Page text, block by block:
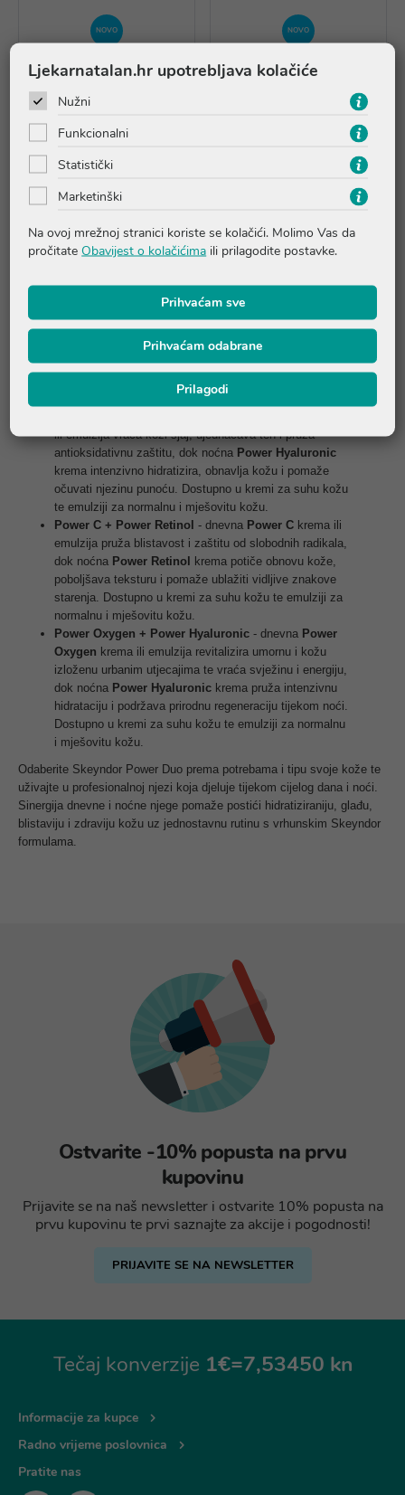
NOVO
Skeyndor dan/noć Power
C+ / Power Hyaluronic
krema 7229
12,99 €
Dodaj u košaricu
NOVO
Skeyndor dan/noć Power
C+ / Power Hyaluronic
Skeyndor Power Duo Dan/Noć paketi pružaju potpunu 24-satnu rutinu
maksimalan učinak. Dnevna njega štiti kožu od vanjskih utjecaja,
pruža hidrataciju i vraća svjež, blistav izgled, dok noćna njega djeluje
u vrijeme prirodne regeneracije kože, intenzivno je obnavlja i pomaže
očuvati njezinu elastičnost i mekoću.
Power Duo kolekcija dostupna je u nekoliko kombinacija prilagođenih
ili emulzija vraća koži sjaj, ujednačava ten i pruža
antioksidativnu zaštitu, dok noćna Power Hyaluronic
krema intenzivno hidratizira, obnavlja kožu i pomaže
očuvati njezinu punoću. Dostupno u kremi za suhu kožu
te emulziji za normalnu i mješovitu kožu.
Power C + Power Retinol - dnevna Power C krema ili
emulzija pruža blistavost i zaštitu od slobodnih radikala,
dok noćna Power Retinol krema potiče obnovu kože,
poboljšava teksturu i pomaže ublažiti vidljive znakove
starenja. Dostupno u kremi za suhu kožu te emulziji za
normalnu i mješovitu kožu.
Power Oxygen + Power Hyaluronic - dnevna Power
Oxygen krema ili emulzija revitalizira umornu i kožu
izloženu urbanim utjecajima te vraća svježinu i energiju,
dok noćna Power Hyaluronic krema pruža intenzivnu
hidrataciju i podržava prirodnu regeneraciju tijekom noći.
Dostupno u kremi za suhu kožu te emulziji za normalnu
i mješovitu kožu.
Odaberite Skeyndor Power Duo prema potrebama i tipu svoje kože te
uživajte u profesionalnoj njezi koja djeluje tijekom cijelog dana i noći.
Sinergija dnevne i noćne njege pomaže postići hidratiziraniju, glađu,
blistaviju i zdraviju kožu uz jednostavnu rutinu s vrhunskim Skeyndor
formulama.
Ostvarite -10% popusta na prvu
kupovinu
Prijavite se na naš newsletter i ostvarite 10% popusta na
prvu kupovinu te prvi saznajte za akcije i pogodnosti!
PRIJAVITE SE NA NEWSLETTER
Tečaj konverzije 1€=7,53450 kn
Informacije za kupce
Radno vrijeme poslovnica
Pratite nas
Ljekarnatalan.hr upotrebljava kolačiće
Nužni
Funkcionalni
Statistički
Marketinški
Na ovoj mrežnoj stranici koriste se kolačići. Molimo Vas da
pročitate Obavijest o kolačićima ili prilagodite postavke.
Prihvaćam sve
Prihvaćam odabrane
Prilagodi